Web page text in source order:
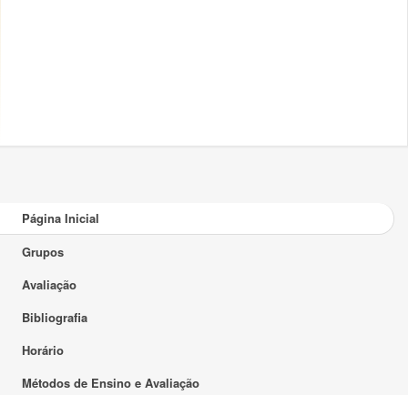
Página Inicial
Grupos
Avaliação
Bibliografia
Horário
Métodos de Ensino e Avaliação